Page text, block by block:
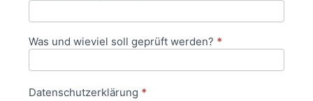
Was und wieviel soll geprüft werden? *
Datenschutzerklärung *